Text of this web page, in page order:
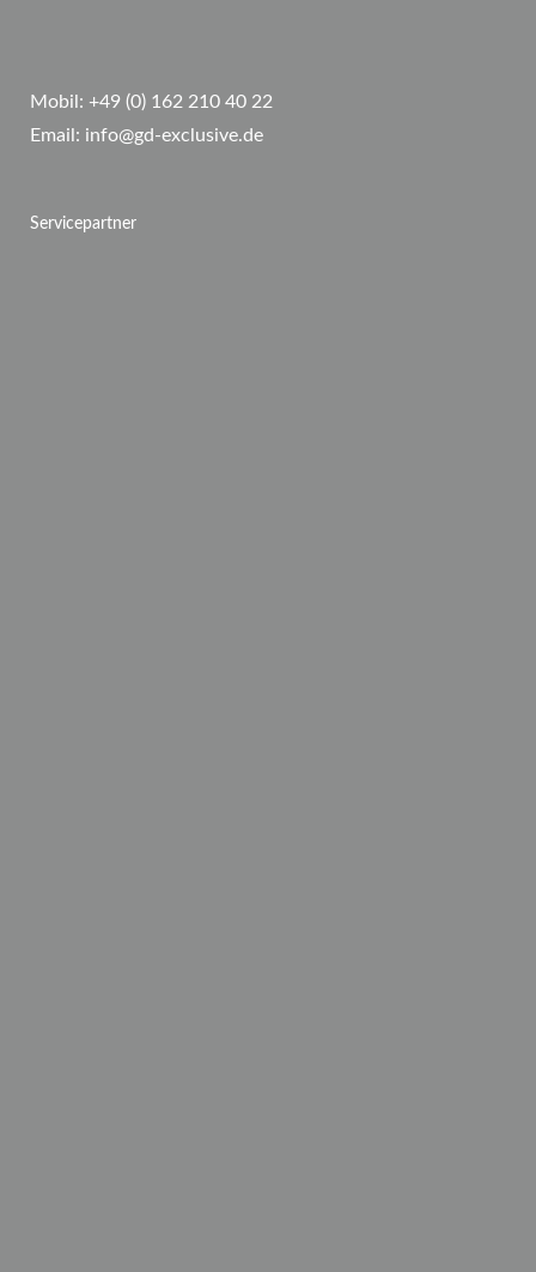
Mobil: +49 (0) 162 210 40 22
Email: info@gd-exclusive.de
Servicepartner